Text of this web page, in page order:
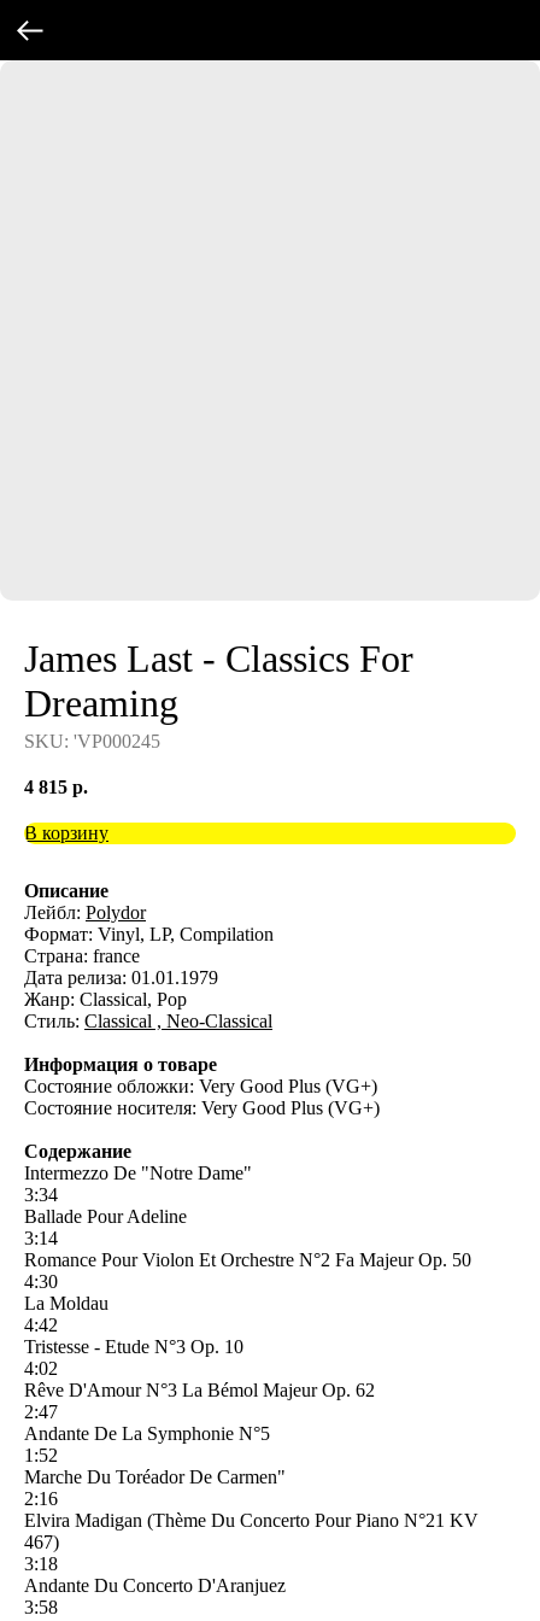
James Last - Classics For
Dreaming
SKU: 'VP000245
4 815 р.
В корзину
Описание
Лейбл: Polydor
Формат: Vinyl, LP, Compilation
Страна: france
Дата релиза: 01.01.1979
Жанр: Classical, Pop
Стиль: Classical , Neo-Classical
Информация о товаре
Состояние обложки: Very Good Plus (VG+)
Состояние носителя: Very Good Plus (VG+)
Содержание
Intermezzo De "Notre Dame"
3:34
Ballade Pour Adeline
3:14
Romance Pour Violon Et Orchestre N°2 Fa Majeur Op. 50
4:30
La Moldau
4:42
Tristesse - Etude N°3 Op. 10
4:02
Rêve D'Amour N°3 La Bémol Majeur Op. 62
2:47
Andante De La Symphonie N°5
1:52
Marche Du Toréador De Carmen"
2:16
Elvira Madigan (Thème Du Concerto Pour Piano N°21 KV
467)
3:18
Andante Du Concerto D'Aranjuez
3:58